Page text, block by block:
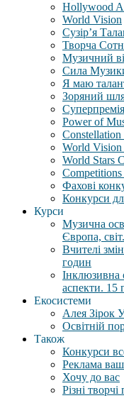
Hollywood
World Vision
Сузір’я
Творча
Музичний
Сила
Я маю
Зоряний
Power of
World
World Stars
Фахові
Конкурси
Курси
Музична
Європа,
Вчителі
годин
Інклюзивна
аспекти. 15
Екосистеми
Алея Зірок
Освітній
Також
Конкурси
Реклама
Хочу до вас
Різні творчі